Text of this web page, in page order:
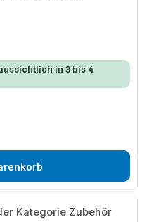
in 3 bis 4